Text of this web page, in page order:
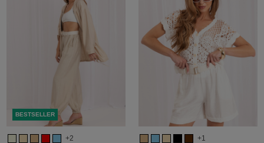
BESTSELLER
+2
+1